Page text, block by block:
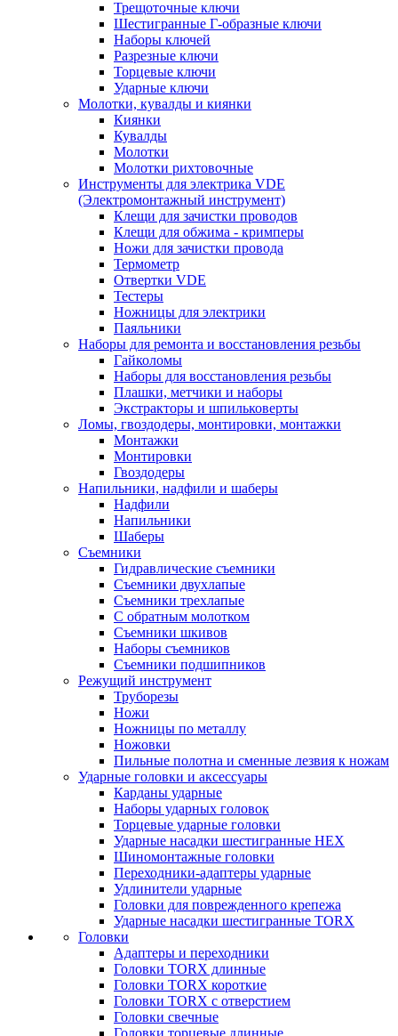
Трещоточные ключи
Шестигранные Г-образные ключи
Наборы ключей
Разрезные ключи
Торцевые ключи
Ударные ключи
Молотки, кувалды и киянки
Киянки
Кувалды
Молотки
Молотки рихтовочные
Инструменты для электрика VDE
(Электромонтажный инструмент)
Клещи для зачистки проводов
Клещи для обжима - кримперы
Ножи для зачистки провода
Термометр
Отвертки VDE
Тестеры
Ножницы для электрики
Паяльники
Наборы для ремонта и восстановления резьбы
Гайколомы
Наборы для восстановления резьбы
Плашки, метчики и наборы
Экстракторы и шпильковерты
Ломы, гвоздодеры, монтировки, монтажки
Монтажки
Монтировки
Гвоздодеры
Напильники, надфили и шаберы
Надфили
Напильники
Шаберы
Съемники
Гидравлические съемники
Съемники двухлапые
Съемники трехлапые
С обратным молотком
Съемники шкивов
Наборы съемников
Съемники подшипников
Режущий инструмент
Труборезы
Ножи
Ножницы по металлу
Ножовки
Пильные полотна и сменные лезвия к ножам
Ударные головки и аксессуары
Карданы ударные
Наборы ударных головок
Торцевые ударные головки
Ударные насадки шестигранные HEX
Шиномонтажные головки
Переходники-адаптеры ударные
Удлинители ударные
Головки для поврежденного крепежа
Ударные насадки шестигранные TORX
Головки
Адаптеры и переходники
Головки TORX длинные
Головки TORX короткие
Головки TORX с отверстием
Головки свечные
Головки торцевые длинные